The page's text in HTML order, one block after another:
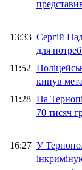
13:33 Сергій
для
11:52
кинув
11:28 На
70 тисяч
16:27 У